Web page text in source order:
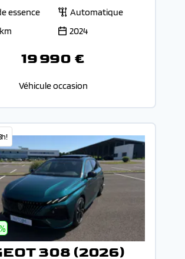
essence
Automatique
2024
19 990 €
Véhicule occasion
308 (2026)